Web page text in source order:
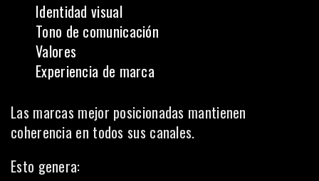
Identidad visual
Tono de comunicación
Valores
Experiencia de marca
Las marcas mejor posicionadas mantienen
coherencia en todos sus canales.
Esto genera: